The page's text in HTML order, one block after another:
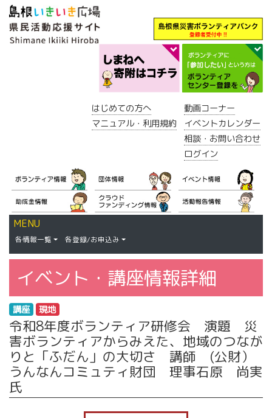
はじめての方へ
マニュアル・利用規約
動画コーナー
イベントカレンダー
相談・お問い合わせ
ログイン
MENU
各情報一覧 各登録/お申込み
イベント・講座情報詳細
講座 現地
令和8年度ボランティア研修会 演題 災
害ボランティアからみえた、地域のつなが
りと「ふだん」の大切さ 講師 (公財）
うんなんコミュティ財団 理事石原 尚実
氏